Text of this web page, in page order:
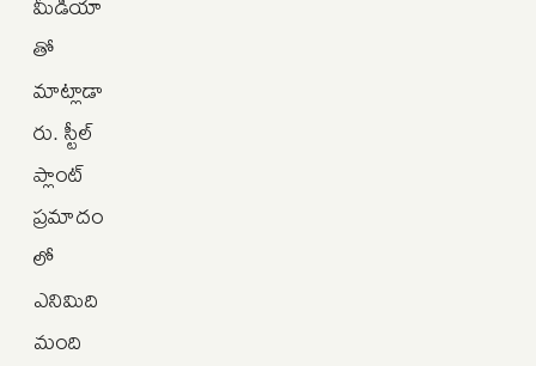
తో
మాట్లాడా
రు. స్టీల్
ప్లాంట్
ప్రమాదం
లో
ఎనిమిది
మంది